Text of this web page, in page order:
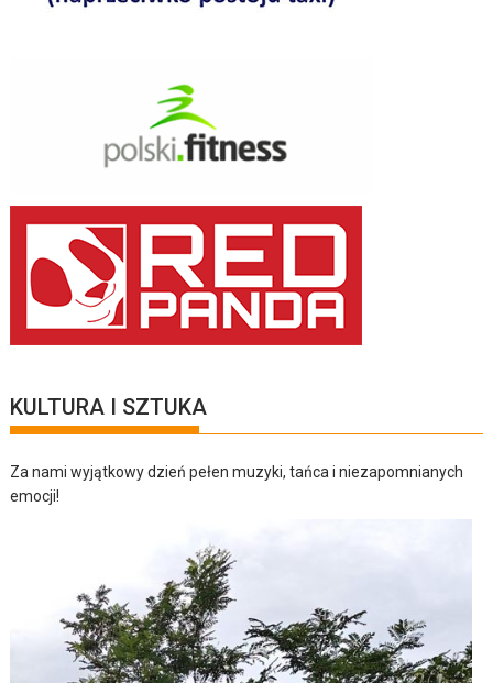
KULTURA I SZTUKA
Za nami wyjątkowy dzień pełen muzyki, tańca i niezapomnianych
emocji!